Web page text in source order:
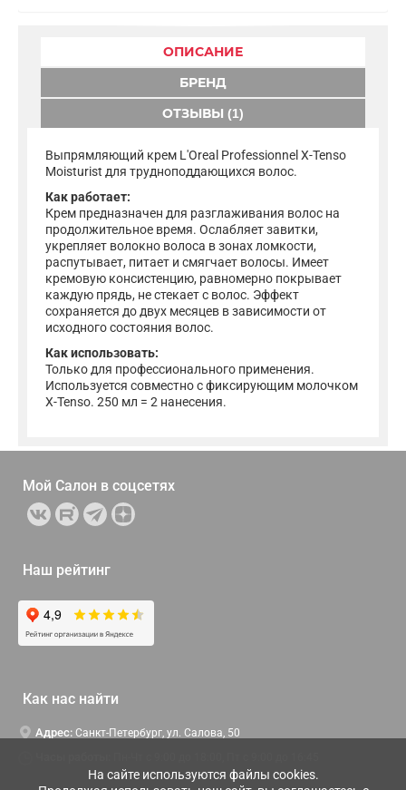
На сайте используются файлы cookies.
ОПИСАНИЕ
БРЕНД
ОТЗЫВЫ (1)
Выпрямляющий крем L'Oreal Professionnel X-Tenso
Moisturist для трудноподдающихся волос.
Как работает:
Крем предназначен для разглаживания волос на
продолжительное время. Ослабляет завитки,
укрепляет волокно волоса в зонах ломкости,
распутывает, питает и смягчает волосы. Имеет
кремовую консистенцию, равномерно покрывает
каждую прядь, не стекает с волос. Эффект
сохраняется до двух месяцев в зависимости от
исходного состояния волос.
Как использовать:
Только для профессионального применения.
Используется совместно с фиксирующим молочком
X-Tenso. 250 мл = 2 нанесения.
Мой Салон в соцсетях
Наш рейтинг
Как нас найти
Адрес: Санкт-Петербург, ул. Салова, 50